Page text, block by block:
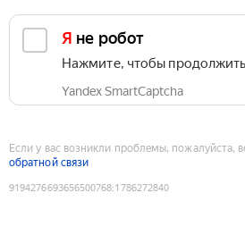
Я не робот
Нажмите, чтобы продолжить
Yandex SmartCaptcha
Если у вас возникли проблемы, пожалуйста,
обратной связи
9194276693656500768:1786272840